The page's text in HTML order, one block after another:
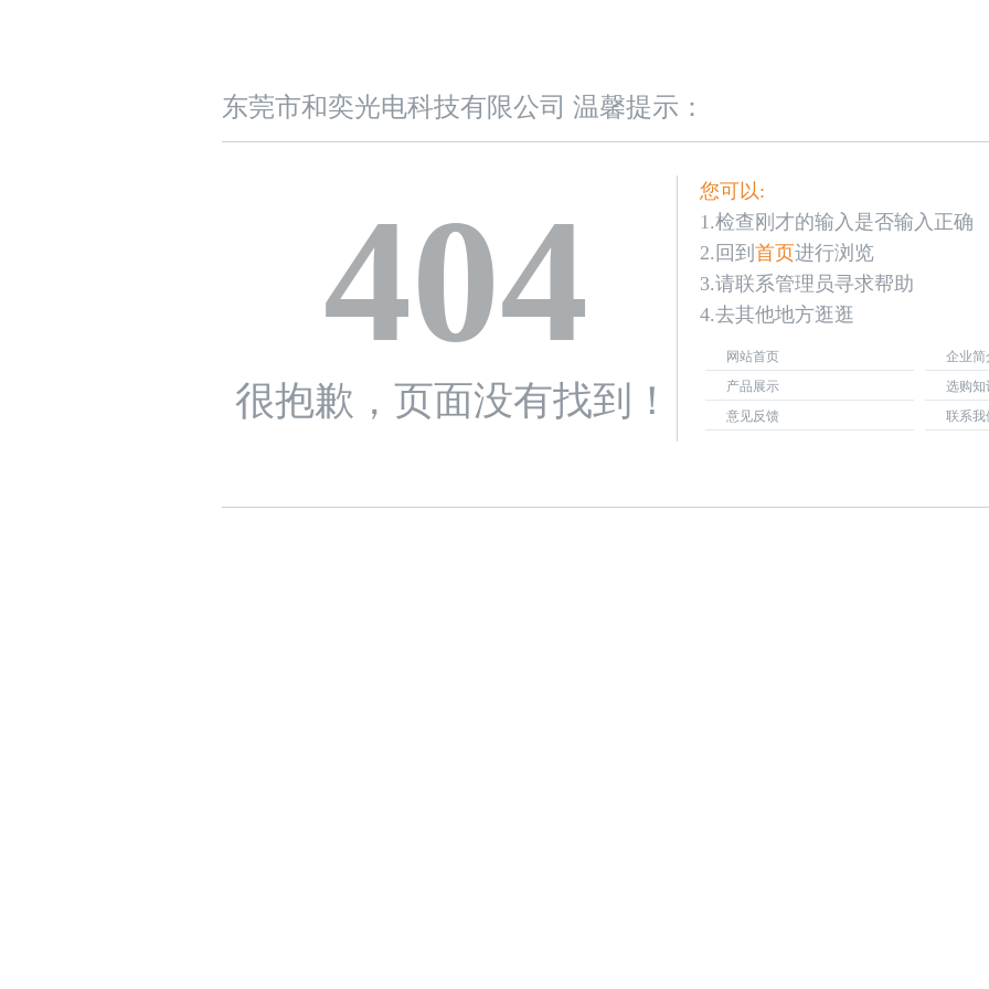
东莞市和奕光电科技有限公司 温馨提示：
404
很抱歉，页面没有找到！
您可以:
1.检查刚才的输入是否输入正确
2.回到 首页进行浏览
3.请联系管理员寻求帮助
4.去其他地方逛逛
网站首页
企业简
产品展示
选购知
意见反馈
联系我